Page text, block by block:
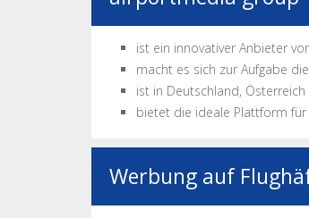
ist ein innovativer Anbieter
macht es sich zur Aufgabe
ist in Deutschland,
bietet die ideale Plattform
Werbung auf